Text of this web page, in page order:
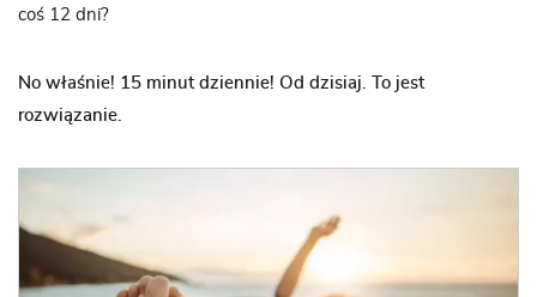
coś 12 dni?
No właśnie! 15 minut dziennie! Od dzisiaj. To jest
rozwiązanie.